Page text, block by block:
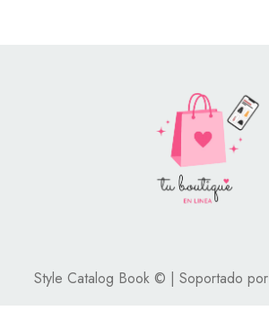
Style Catalog Book © | Soportado por